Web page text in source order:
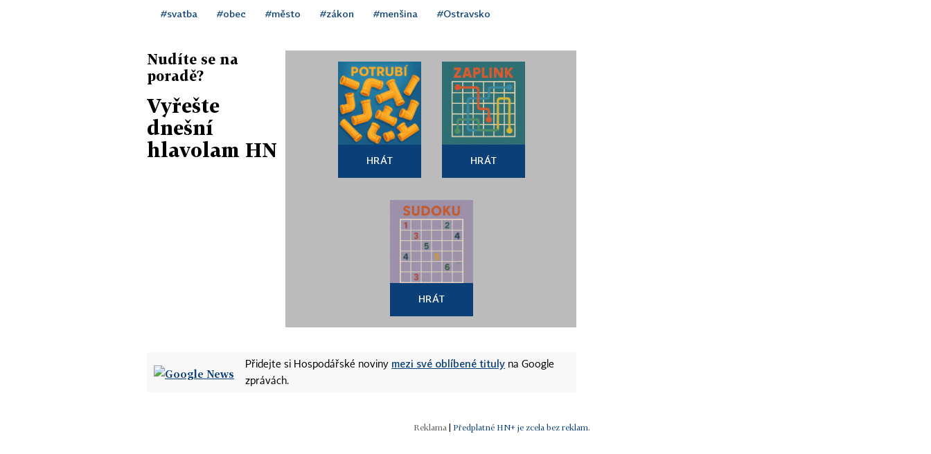
#svatba #obec #město #zákon #menšina #Ostravsko
Nudíte se na
poradě?
Vyřešte
dnešní
hlavolam HN
HRÁT HRÁT
HRÁT
Přidejte si Hospodářské noviny mezi své oblíbené tituly na Google
zprávách.
| Předplatné HN+ je zcela bez reklam.